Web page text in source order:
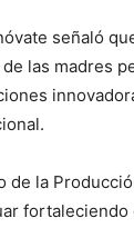
señaló
las madres
de la
fortaleciendo